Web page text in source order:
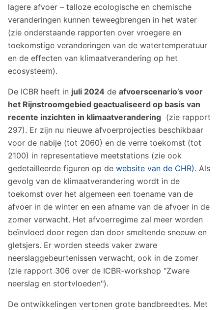
lagere afvoer – talloze ecologische en chemische
veranderingen kunnen teweegbrengen in het water
(zie onderstaande rapporten over vroegere en
toekomstige veranderingen van de watertemperatuur
en de effecten van klimaatverandering op het
ecosysteem).
De ICBR heeft in juli 2024 de afvoerscenario’s voor
het Rijnstroomgebied geactualiseerd op basis van
recente inzichten in klimaatverandering (zie rapport
297). Er zijn nu nieuwe afvoerprojecties beschikbaar
voor de nabije (tot 2060) en de verre toekomst (tot
2100) in representatieve meetstations (zie ook
gedetailleerde figuren op de website van de CHR). Als
gevolg van de klimaatverandering wordt in de
toekomst over het algemeen een toename van de
afvoer in de winter en een afname van de afvoer in de
zomer verwacht. Het afvoerregime zal meer worden
beïnvloed door regen dan door smeltende sneeuw en
gletsjers. Er worden steeds vaker zware
neerslaggebeurtenissen verwacht, ook in de zomer
(zie rapport 306 over de ICBR-workshop "Zware
neerslag en stortvloeden").
De ontwikkelingen vertonen grote bandbreedtes. Met